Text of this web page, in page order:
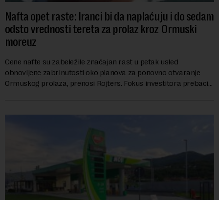
Nafta opet raste: Iranci bi da naplaćuju i do sedam
odsto vrednosti tereta za prolaz kroz Ormuski
moreuz
Cene nafte su zabeležile značajan rast u petak usled
obnovljene zabrinutosti oko planova za ponovno otvaranje
Ormuskog prolaza, prenosi Rojters. Fokus investitora prebacio